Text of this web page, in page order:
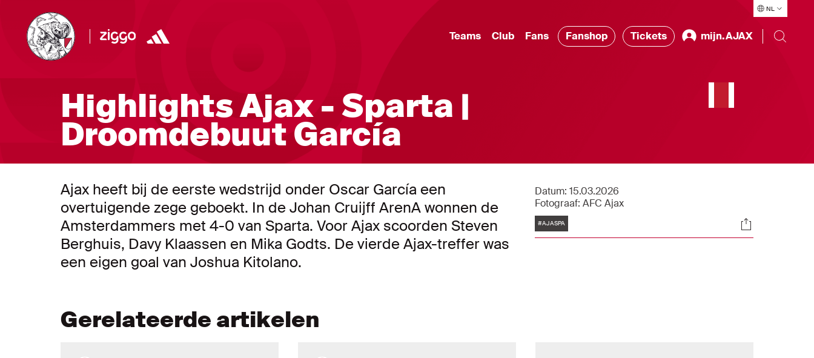
NL
Teams Club Fans Fanshop Tickets mijn.AJAX
Highlights Ajax - Sparta |
Droomdebuut García
Ajax heeft bij de eerste wedstrijd onder Oscar García een
overtuigende zege geboekt. In de Johan Cruijff ArenA wonnen de
Amsterdammers met 4-0 van Sparta. Voor Ajax scoorden Steven
Berghuis, Davy Klaassen en Mika Godts. De vierde Ajax-treffer was
een eigen goal van Joshua Kitolano.
Datum: 15.03.2026
Fotograaf: AFC Ajax
Tags
#AJASPA Socials
Gerelateerde artikelen